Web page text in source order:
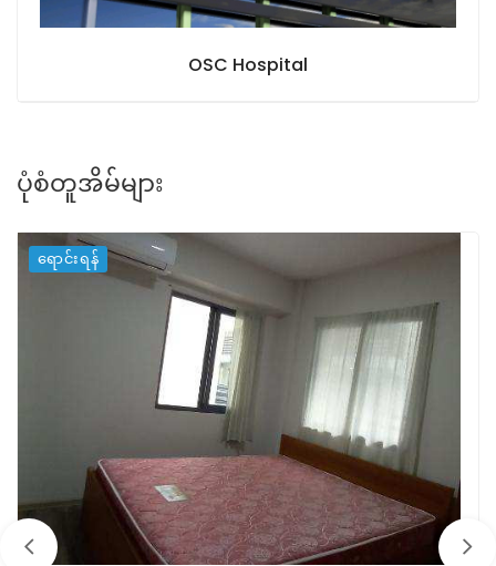
OSC Hospital
ပုံစံတူအိမ်များ
ရောင်းရန်